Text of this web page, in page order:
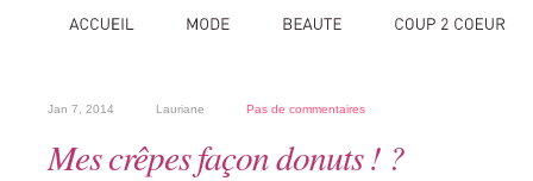
Jan 7, 2014 Lauriane Pas de commentaires
Mes crêpes façon donuts ! ?